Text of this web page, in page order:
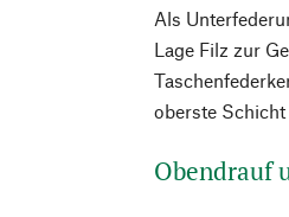
Als
Lage Filz zur
oberste
Obendrauf